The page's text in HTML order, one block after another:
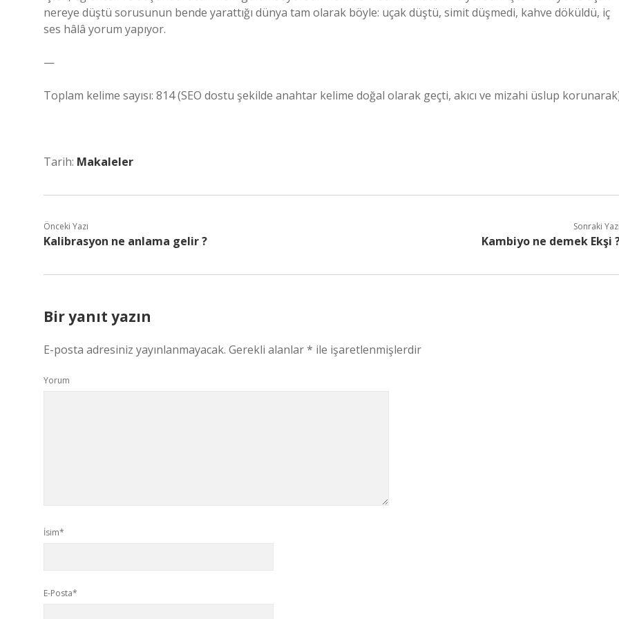
nereye düştü sorusunun bende yarattığı dünya tam olarak böyle: uçak düştü, simit düşmedi, kahve döküldü, iç
ses hâlâ yorum yapıyor.
—
Toplam kelime sayısı: 814 (SEO dostu şekilde anahtar kelime doğal olarak geçti, akıcı ve mizahi üslup
Tarih: Makaleler
Önceki Yazı
Kalibrasyon ne anlama gelir ?
Sonraki Yazı
Kambiyo ne demek Ekşi
Bir yanıt yazın
E-posta adresiniz yayınlanmayacak. Gerekli alanlar* ile işaretlenmişlerdir
Yorum
İsim*
E-Posta*